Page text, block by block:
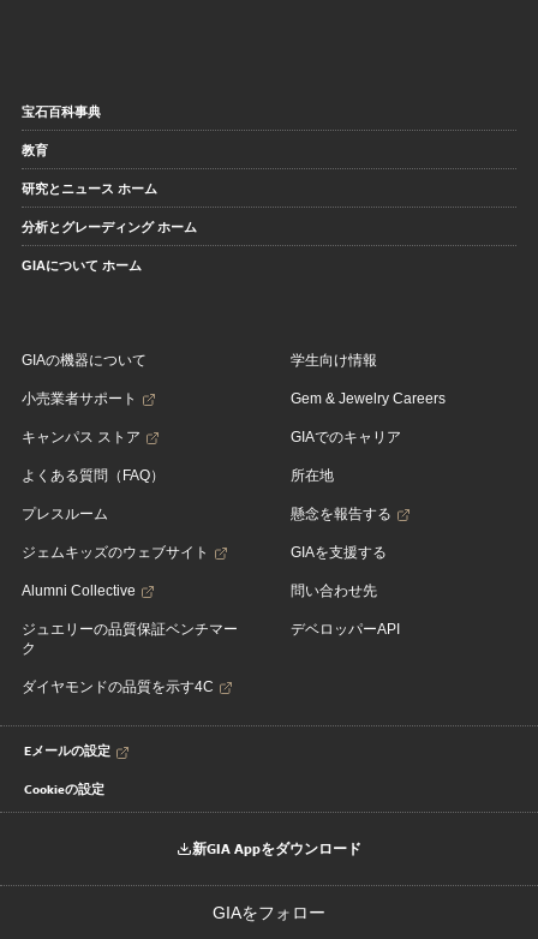
宝石百科事典
教育
研究とニュース ホーム
分析とグレーディング ホーム
GIAについて ホーム
GIAの機器について
小売業者サポート
キャンパス ストア
よくある質問（FAQ）
プレスルーム
ジェムキッズのウェブサイト
Alumni Collective
ジュエリーの品質保証ベンチマー
ク
ダイヤモンドの品質を示す4C
学生向け情報
Gem & Jewelry Careers
GIAでのキャリア
所在地
懸念を報告する
GIAを支援する
問い合わせ先
デベロッパーAPI
Eメールの設定
Cookieの設定
新GIA Appをダウンロード
GIAをフォロー